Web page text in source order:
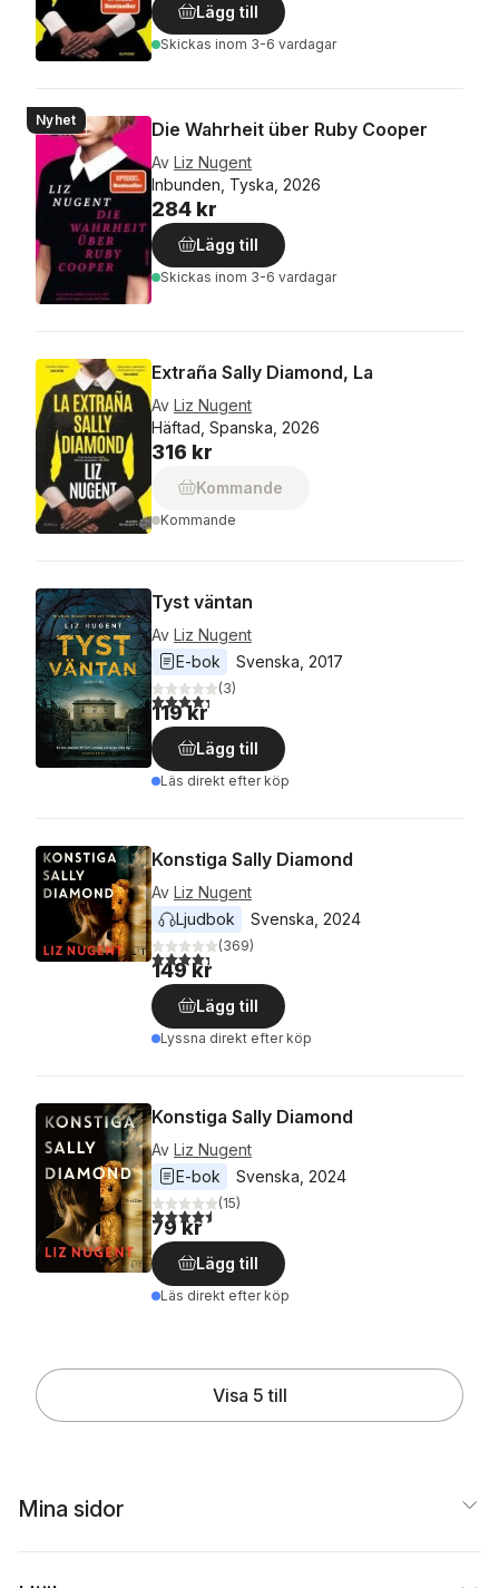
Lägg till
Skickas inom 3-6 vardagar
Nyhet Die Wahrheit über Ruby Cooper
Av Liz Nugent
Inbunden, Tyska, 2026
284 kr
Lägg till
Skickas inom 3-6 vardagar
Extraña Sally Diamond, La
Av Liz Nugent
Häftad, Spanska, 2026
316 kr
Kommande
Kommande
Tyst väntan
Av Liz Nugent
E-bok
Svenska 2017
4,3utav 5 stjärnor. Totalt antal röster:
(3)
119 kr
Lägg till
Läs direkt efter köp
Konstiga Sally Diamond
Av Liz Nugent
Ljudbok
Svenska 2024
4,3utav 5 stjärnor. Totalt antal röster:
(369)
149 kr
Lägg till
Lyssna direkt efter köp
Konstiga Sally Diamond
Av Liz Nugent
E-bok
Svenska 2024
4,5utav 5 stjärnor. Totalt antal röster:
(15)
79 kr
Lägg till
Läs direkt efter köp
Visa 5 till
Mina sidor